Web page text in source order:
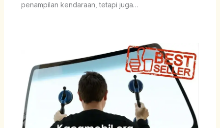
penampilan kendaraan, tetapi juga…